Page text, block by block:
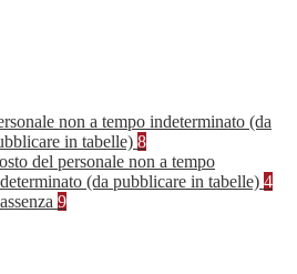
non a tempo indeterminato (da
in tabelle) 8
del personale non a tempo
(da pubblicare in tabelle) 4
9